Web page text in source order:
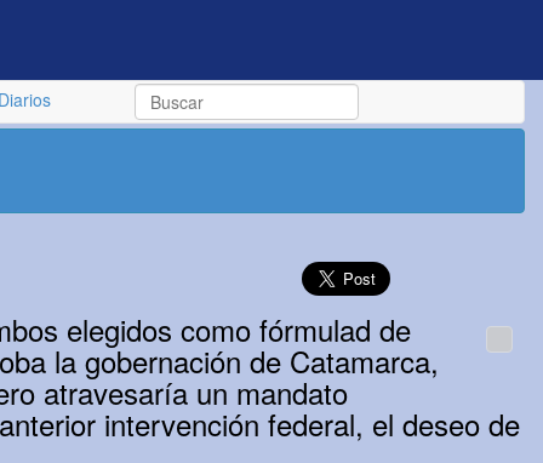
Diarios
elegidos como fórmulad de
la gobernación de Catamarca,
atravesaría un mandato
intervención federal, el deseo de